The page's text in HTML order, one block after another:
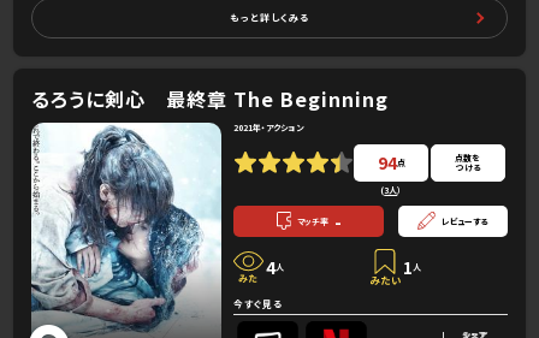
もっと詳しくみる
るろうに剣心 最終章 The Beginning
2021年・アクション
94点
(3人）
点数を
つける
マッチ率 - レビューする
4人 1人
今すぐ見る